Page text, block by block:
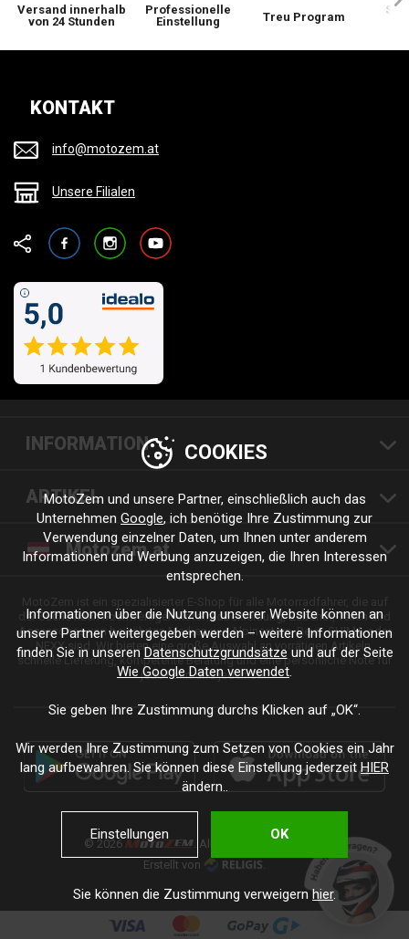
Versand innerhalb
von 24 Stunden
Professionelle
Einstellung
Treu Program
Sie
KONTAKT
info@motozem.at
Unsere Filialen
FacebookInstagramYouTube
INFORMATION
ARTIKEL
Motozem.at
der Suche nach hochwertiger Motorradbekleidung, Zubehör, Teilen und
Accessoires von bewährten Marken wie Alpinestars, Revit, SHIMA oder
NEXX sind. Wir bieten eine große Auswahl an vorrätigen Artikeln,
schnelle Lieferung, kompetente Beratung und eine persönliche Note für
jede Fahrt und jeden Stil.
© 2026
. Alle Rechte vorbehalten.
Erstellt von
COOKIES
MotoZem und unsere Partner, einschließlich auch das
Unternehmen Google, ich benötige Ihre Zustimmung zur
Verwendung einzelner Daten, um Ihnen unter anderem
Informationen und Werbung anzuzeigen, die Ihren Interessen
entsprechen.
Informationen über die Nutzung unserer Website können an
unsere Partner weitergegeben werden – weitere Informationen
finden Sie in unseren Datenschutzgrundsätze und auf der Seite
Wie Google Daten verwendet.
Sie geben Ihre Zustimmung durchs Klicken auf „OK“.
Wir werden Ihre Zustimmung zum Setzen von Cookies ein Jahr
lang aufbewahren. Sie können diese Einstellung jederzeitHIER
ändern..
Einstellungen OK
Sie können die Zustimmung verweigernhier.